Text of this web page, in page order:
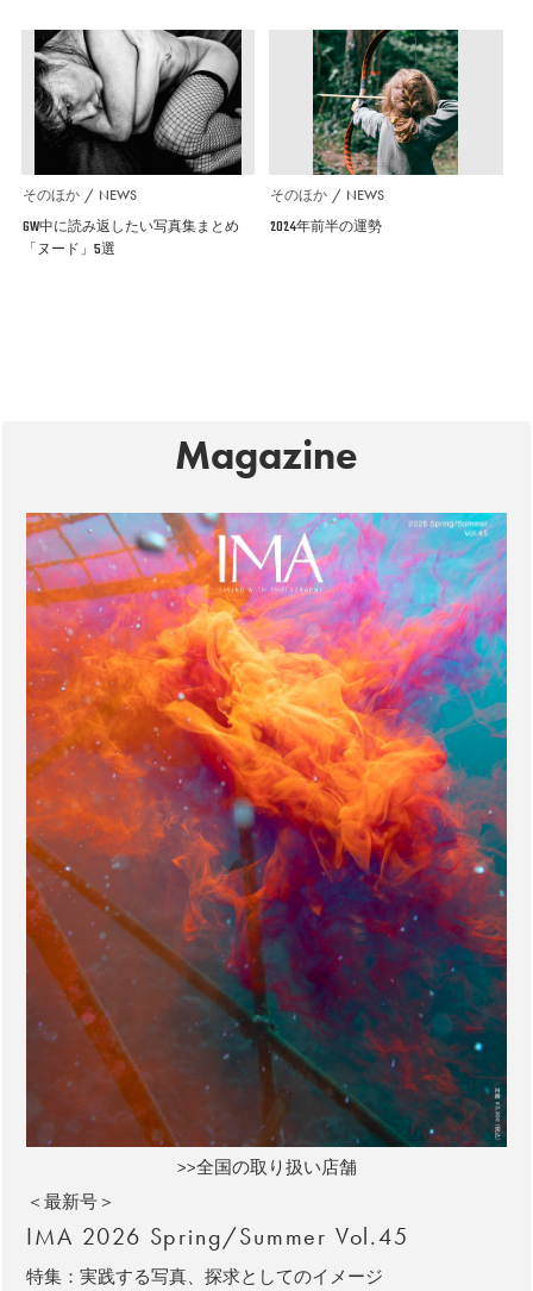
そのほか NEWS
GW中に読み返したい写真集まとめ
「ヌード」5選
そのほか NEWS
2024年前半の運勢
Magazine
>>全国の取り扱い店舗
＜最新号＞
IMA 2026 Spring/Summer Vol.45
特集：実践する写真、探求としてのイメージ